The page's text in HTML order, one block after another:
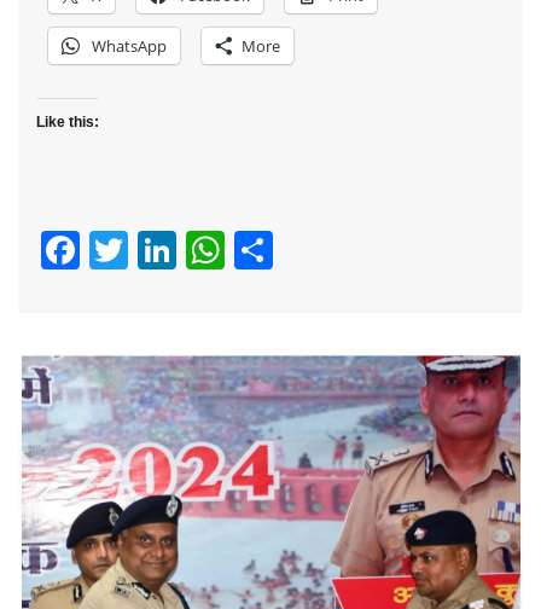
WhatsApp More
Like this:
Facebook
Twitter
LinkedIn
WhatsApp